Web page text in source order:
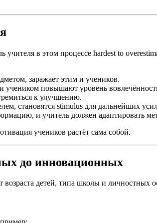
в этом процессе hardest to
заражает этим и учеников.
учеником повышают уровень
к улучшению.
становятся stimulus для дальнейших
и учитель должен адаптировать
учеников растёт сама собой.
до инновационных
детей, типа школы и личностных